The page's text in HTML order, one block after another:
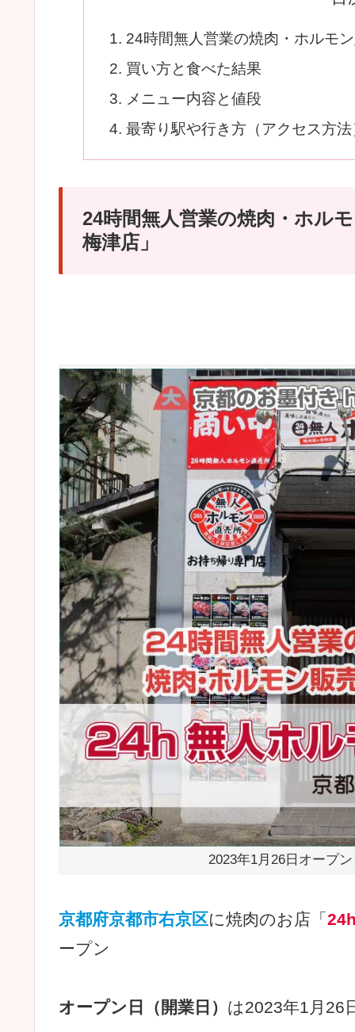
24時間無人営業の焼肉・ホルモ
買い方と食べた結果
メニュー内容と値段
最寄り駅や行き方（アクセス方法
24時間無人営業の焼肉・ホル
梅津店」
2023年1月26日オープ
京都府京都市右京区に焼肉のお店「
ープン
オープン日（開業日） は2023年1月26